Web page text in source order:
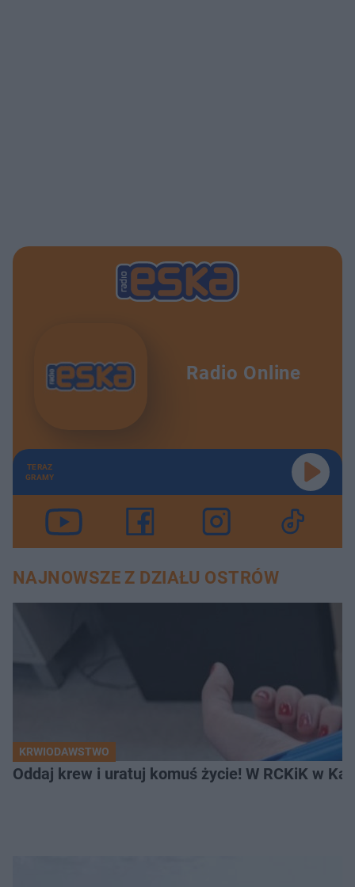
Radio Online
TERAZ
GRAMY
NAJNOWSZE Z DZIAŁU OSTRÓW
KRWIODAWSTWO
Oddaj krew i uratuj komuś życie! W RCKiK w